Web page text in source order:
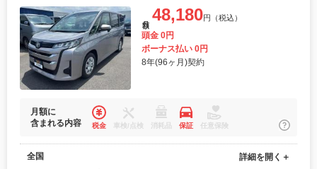
48,180円（税込）
頭金 0円
ボーナス払い 0円
8年(96ヶ月)契約
月額に
含まれる内容
税金 車検/点検 消耗品 保証 任意保険
全国
詳細を開く＋